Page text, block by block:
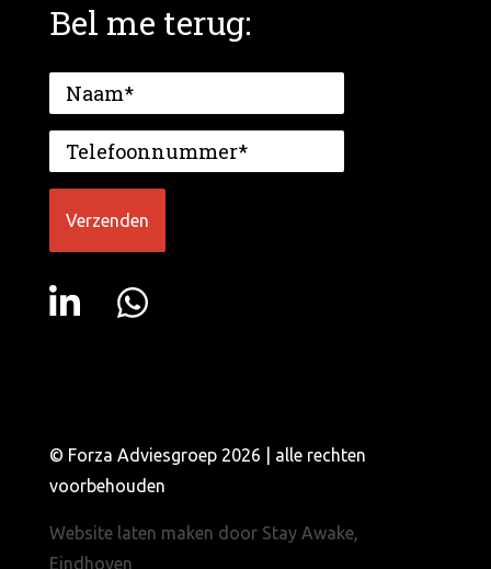
Bel me terug:
© Forza Adviesgroep 2026 | alle rechten
voorbehouden
Website laten maken door Stay Awake,
Eindhoven